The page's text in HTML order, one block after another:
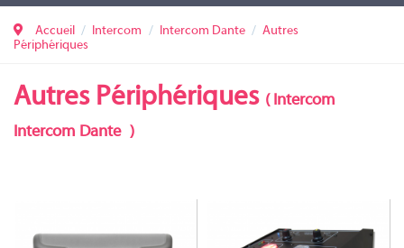
Accueil Intercom Intercom Dante
Autres
Périphériques
Autres Périphériques ( Intercom
Intercom Dante )